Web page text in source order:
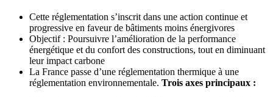
Cette réglementation s’inscrit dans une action continue et
progressive en faveur de bâtiments moins énergivores
Objectif : Poursuivre l’amélioration de la performance
énergétique et du confort des constructions, tout en diminuant
leur impact carbone
La France passe d’une réglementation thermique à une
réglementation environnementale. Trois axes principaux :